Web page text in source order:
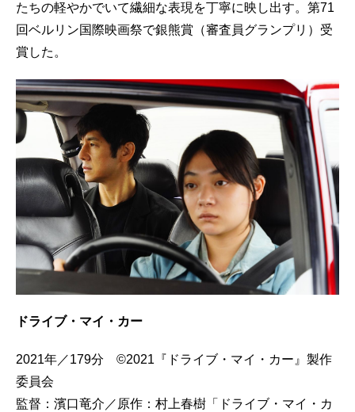
たちの軽やかでいて繊細な表現を丁寧に映し出す。第71
回ベルリン国際映画祭で銀熊賞（審査員グランプリ）受
賞した。
ドライブ・マイ・カー
2021年／179分 ©2021『ドライブ・マイ・カー』製作
委員会
監督：濱口竜介／原作：村上春樹「ドライブ・マイ・カ